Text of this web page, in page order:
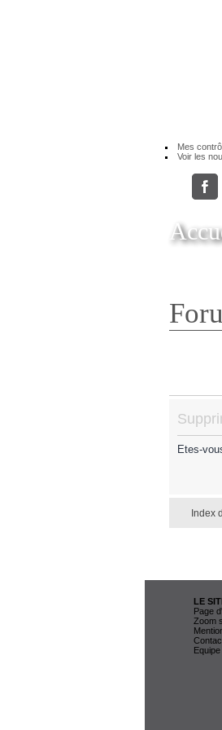
Mes
Voir les
Etes-
Index
LE
Page
Zoom